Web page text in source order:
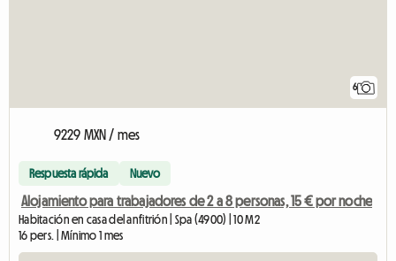
6
9229 MXN / mes
Respuesta rápida Nuevo
Alojamiento para trabajadores de 2 a 8 personas, 15 € por noche
Habitación en casa del anfitrión | Spa (4900) | 10 M2
16 pers. | Mínimo 1 mes